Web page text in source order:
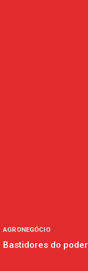
AGRONEGÓCIO
Bastidores do poder